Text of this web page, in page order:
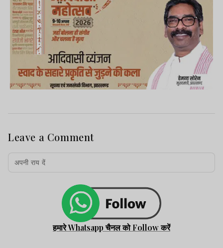
Leave a Comment
हमारे Whatsapp चैनल को Follow करें